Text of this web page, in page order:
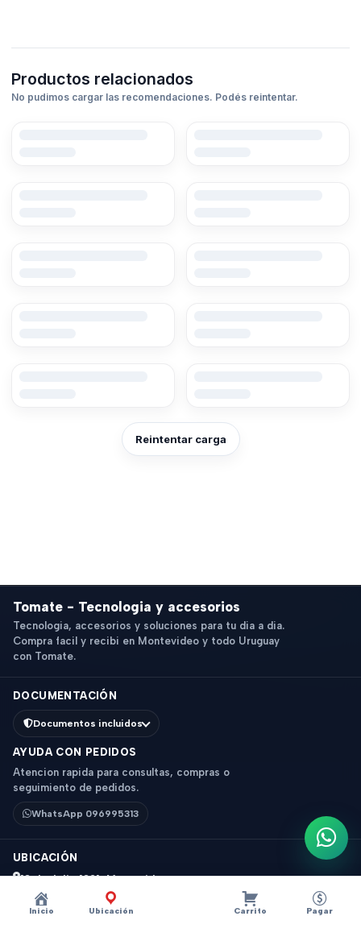
Inicio Ubicación Carrito Pagar
Productos relacionados
No pudimos cargar las recomendaciones. Podés reintentar.
Reintentar carga
Tomate - Tecnologia y accesorios
Tecnologia, accesorios y soluciones para tu dia a dia.
Compra facil y recibi en Montevideo y todo Uruguay
con Tomate.
DOCUMENTACIÓN
Documentos incluidos
AYUDA CON PEDIDOS
Atencion rapida para consultas, compras o
seguimiento de pedidos.
WhatsApp 096995313
UBICACIÓN
18 de Julio 1831, Montevideo
Horario: 9 a 18 hs